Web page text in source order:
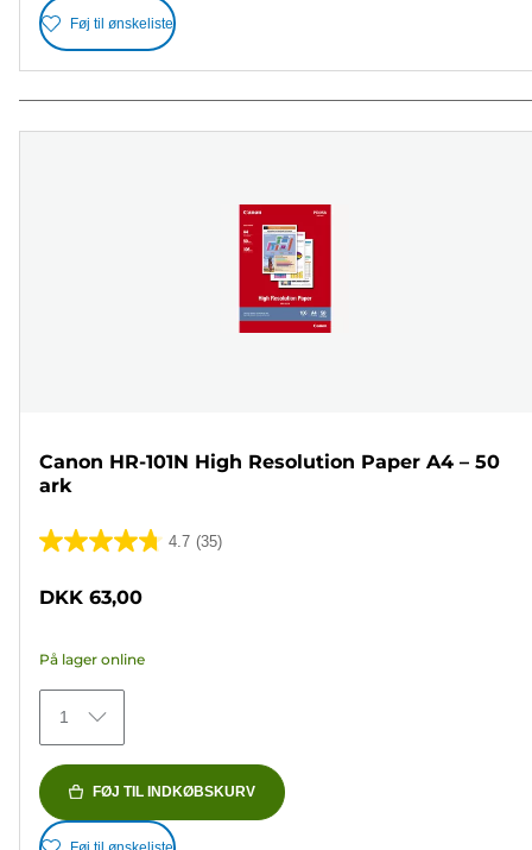
Føj til ønskeliste
Canon HR-101N High Resolution Paper A4 – 50
ark
4.7 (35)
4.7
af
stjerner.
35
anmeldelser
DKK 63,00
På lager online
1
FØJ TIL INDKØBSKURV